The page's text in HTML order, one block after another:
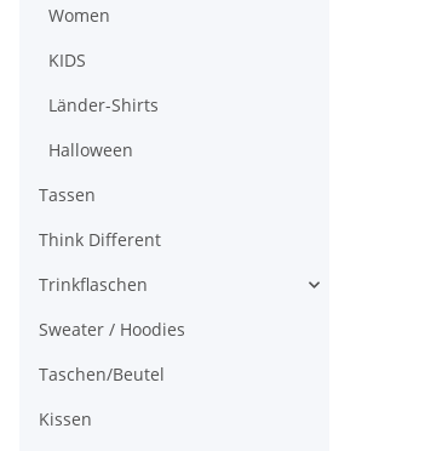
Women
KIDS
Länder-Shirts
Halloween
Tassen
Think Different
Trinkflaschen
Sweater / Hoodies
Taschen/Beutel
Kissen